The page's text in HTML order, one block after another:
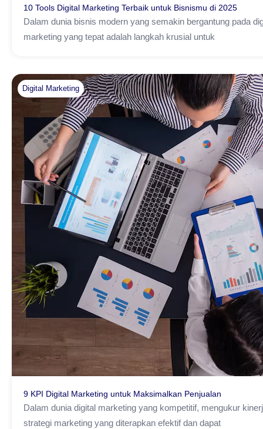
10 Tools Digital Marketing Terbaik untuk Bisnismu di 2025
Dalam dunia bisnis modern yang semakin bergantung pada
marketing yang tepat adalah langkah krusial untuk
Digital Marketing
9 KPI Digital Marketing untuk Maksimalkan Penjualan
Dalam dunia digital marketing yang kompetitif, mengukur
strategi marketing yang diterapkan efektif dan dapat